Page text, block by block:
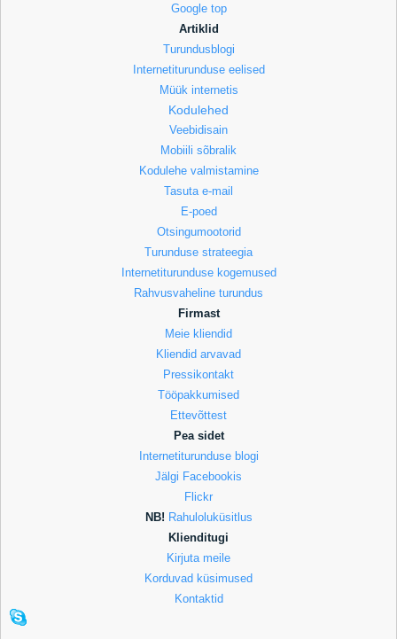
Google top
Artiklid
Turundusblogi
Internetiturunduse eelised
Müük internetis
Kodulehed
Veebidisain
Mobiili sõbralik
Kodulehe valmistamine
Tasuta e-mail
E-poed
Otsingumootorid
Turunduse strateegia
Internetiturunduse kogemused
Rahvusvaheline turundus
Firmast
Meie kliendid
Kliendid arvavad
Pressikontakt
Tööpakkumised
Ettevõttest
Pea sidet
Internetiturunduse blogi
Jälgi Facebookis
Flickr
NB! Rahuloluküsitlus
Klienditugi
Kirjuta meile
Korduvad küsimused
Kontaktid